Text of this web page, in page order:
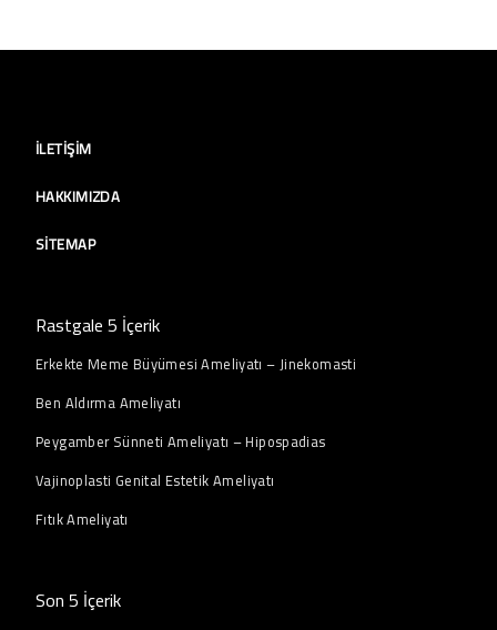
İLETIŞIM
HAKKIMIZDA
SITEMAP
Rastgale 5 İçerik
Erkekte Meme Büyümesi Ameliyatı – Jinekomasti
Ben Aldırma Ameliyatı
Peygamber Sünneti Ameliyatı – Hipospadias
Vajinoplasti Genital Estetik Ameliyatı
Fıtık Ameliyatı
Son 5 İçerik